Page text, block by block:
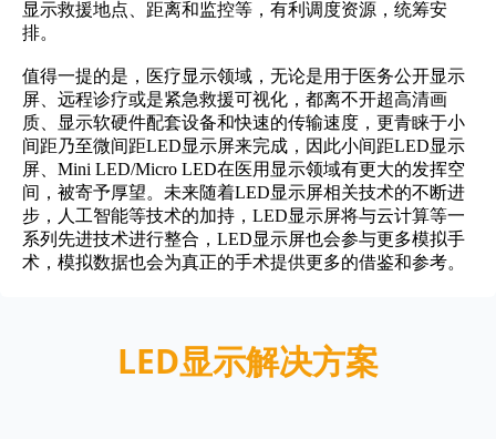
显示救援地点、距离和监控等，有利调度资源，统筹安
排。
值得一提的是，医疗显示领域，无论是用于医务公开显示
屏、远程诊疗或是紧急救援可视化，都离不开超高清画
质、显示软硬件配套设备和快速的传输速度，更青睐于小
间距乃至微间距LED显示屏来完成，因此小间距LED显示
屏、Mini LED/Micro LED在医用显示领域有更大的发挥空
间，被寄予厚望。未来随着LED显示屏相关技术的不断进
步，人工智能等技术的加持，LED显示屏将与云计算等一
系列先进技术进行整合，LED显示屏也会参与更多模拟手
术，模拟数据也会为真正的手术提供更多的借鉴和参考。
LED显示解决方案